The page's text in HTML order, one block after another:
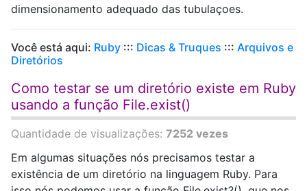
dimensionamento adequado das tubulaçoes.
Você está aqui: Ruby ::: Dicas & Truques ::: Arquivos e
Diretórios
Como testar se um diretório existe em Ruby
usando a função File.exist()
Quantidade de visualizações: 7252 vezes
Em algumas situações nós precisamos testar a
existência de um diretório na linguagem Ruby. Para